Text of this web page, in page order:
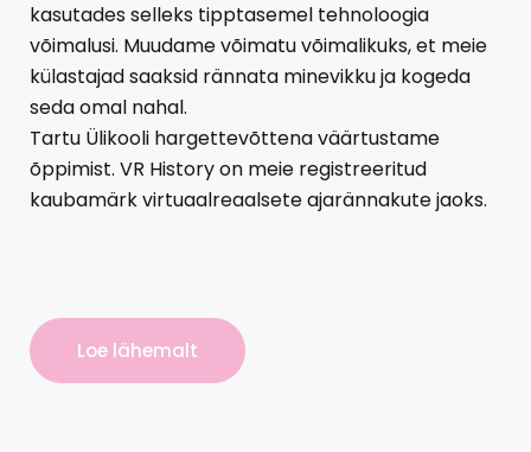
kasutades selleks tipptasemel tehnoloogia
võimalusi. Muudame võimatu võimalikuks, et meie
külastajad saaksid rännata minevikku ja kogeda
seda omal nahal.
Tartu Ülikooli hargettevõttena väärtustame
õppimist. VR History on meie registreeritud
kaubamärk virtuaalreaalsete ajarännakute jaoks.
Loe lähemalt